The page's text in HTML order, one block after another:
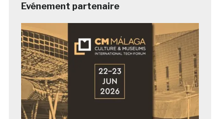
Evénement partenaire